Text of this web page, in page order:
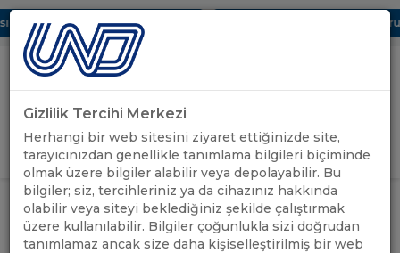
Dijital UBAK Bölümü Hakkında UND, Yunanistan Vize
Uluslararası Nakliyeciler Derneği
GİRİŞ YAP
ANASAYFA /
ÖNEMLİ
DUYURULAR
/ ÇEKYA TRANSİT GEÇİŞ
BELGELERİNDE SON DURUM
Gizlilik Tercihi Merkezi
Herhangi bir web sitesini ziyaret ettiğinizde site,
tarayıcınızdan genellikle tanımlama bilgileri biçiminde
olmak üzere bilgiler alabilir veya depolayabilir. Bu
bilgiler; siz, tercihleriniz ya da cihazınız hakkında
olabilir veya siteyi beklediğiniz şekilde çalıştırmak
üzere kullanılabilir. Bilgiler çoğunlukla sizi doğrudan
tanımlamaz ancak size daha kişiselleştirilmiş bir web